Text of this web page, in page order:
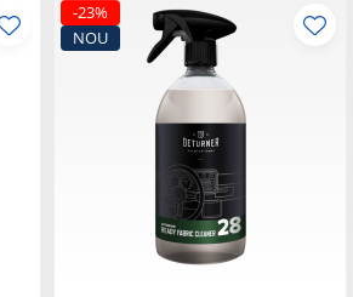
-23%
NOU